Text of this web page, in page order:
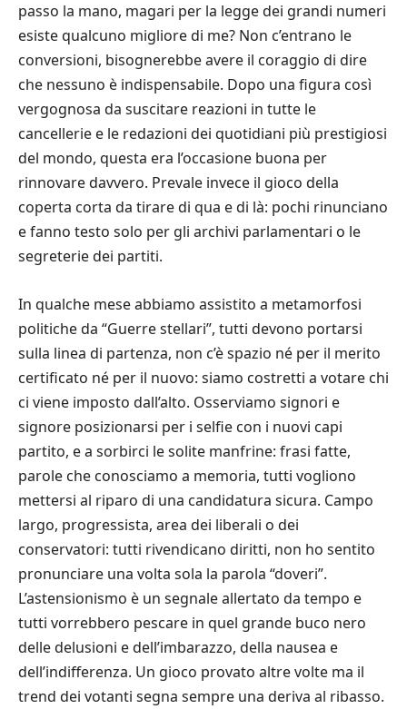
passo la mano, magari per la legge dei grandi numeri
esiste qualcuno migliore di me? Non c’entrano le
conversioni, bisognerebbe avere il coraggio di dire
che nessuno è indispensabile. Dopo una figura così
vergognosa da suscitare reazioni in tutte le
cancellerie e le redazioni dei quotidiani più prestigiosi
del mondo, questa era l’occasione buona per
rinnovare davvero. Prevale invece il gioco della
coperta corta da tirare di qua e di là: pochi rinunciano
e fanno testo solo per gli archivi parlamentari o le
segreterie dei partiti.
In qualche mese abbiamo assistito a metamorfosi
politiche da “Guerre stellari”, tutti devono portarsi
sulla linea di partenza, non c’è spazio né per il merito
certificato né per il nuovo: siamo costretti a votare chi
ci viene imposto dall’alto. Osserviamo signori e
signore posizionarsi per i selfie con i nuovi capi
partito, e a sorbirci le solite manfrine: frasi fatte,
parole che conosciamo a memoria, tutti vogliono
mettersi al riparo di una candidatura sicura. Campo
largo, progressista, area dei liberali o dei
conservatori: tutti rivendicano diritti, non ho sentito
pronunciare una volta sola la parola “doveri”.
L’astensionismo è un segnale allertato da tempo e
tutti vorrebbero pescare in quel grande buco nero
delle delusioni e dell’imbarazzo, della nausea e
dell’indifferenza. Un gioco provato altre volte ma il
trend dei votanti segna sempre una deriva al ribasso.